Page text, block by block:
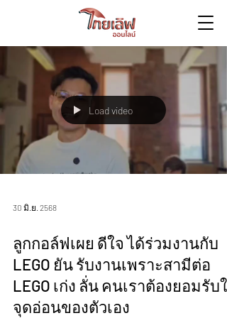
Load video
30 มิ.ย. 2568
ลูกกอล์ฟเผย ดีใจ ได้ร่วมงานกับ
LEGO ยัน รับงานเพราะสามีต่อ
LEGO เก่ง ลั่น คนเราต้องยอมรับใ
จุดอ่อนของตัวเอง